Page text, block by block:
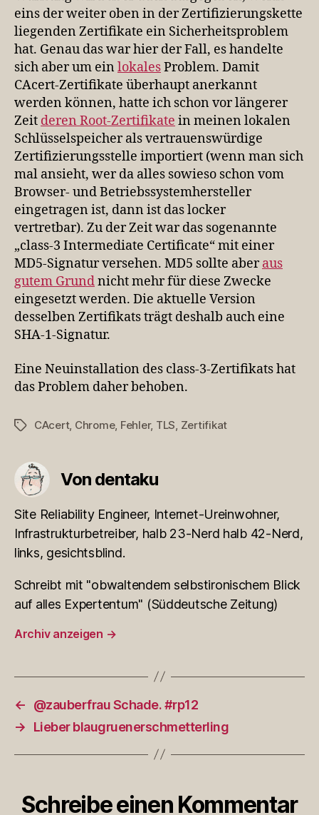
eins der weiter oben in der Zertifizierungskette
liegenden Zertifikate ein Sicherheitsproblem
hat. Genau das war hier der Fall, es handelte
sich aber um ein lokalesProblem. Damit
CAcert-Zertifikate überhaupt anerkannt
werden können, hatte ich schon vor längerer
Zeit deren Root-Zertifikate in meinen lokalen
Schlüsselspeicher als vertrauenswürdige
Zertifizierungsstelle importiert (wenn man sich
mal ansieht, wer da alles sowieso schon vom
Browser- und Betriebssystemhersteller
eingetragen ist, dann ist das locker
vertretbar). Zu der Zeit war das sogenannte
„class-3 Intermediate Certificate“ mit einer
MD5-Signatur versehen. MD5 sollte aberaus
gutem Grundnicht mehr für diese Zwecke
eingesetzt werden. Die aktuelle Version
desselben Zertifikats trägt deshalb auch eine
SHA-1-Signatur.
Eine Neuinstallation des class-3-Zertifikats hat
das Problem daher behoben.
Schlagwörter
CAcert, Chrome, Fehler, TLS Zertifikat
Von dentaku
Site Reliability Engineer, Internet-Ureinwohner,
Infrastrukturbetreiber, halb 23-Nerd halb 42-Nerd,
links, gesichtsblind.
Schreibt mit "obwaltendem selbstironischem Blick
auf alles Expertentum" (Süddeutsche Zeitung)
Archiv anzeigen →
←
@zauberfrau Schade. #rp12
→
Lieber blaugruenerschmetterling
Schreibe einen Kommentar